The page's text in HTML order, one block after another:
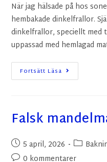
När jag hälsade på hos
hembakade dinkelfrallor.
dinkelfrallor, speciellt med
uppassad med hemlagad
Fortsätt Läsa
Falsk
5 april, 2026
0 kommentarer